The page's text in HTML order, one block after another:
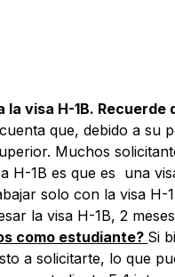
visa H-1B. Recuerde
que, debido a su
Muchos
H-1B es que es una
solo con la visa H-
la visa H-1B, 2
como estudiante? Si
a solicitarte, lo que